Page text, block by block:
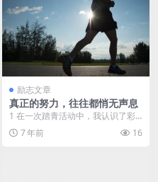
励志文章
真正的努力，往往都悄无声息
1 在一次踏青活动中，我认识了彩
虹，一个皮肤很白的小美女。 她对
自己的外形不太满...
7 年前 16